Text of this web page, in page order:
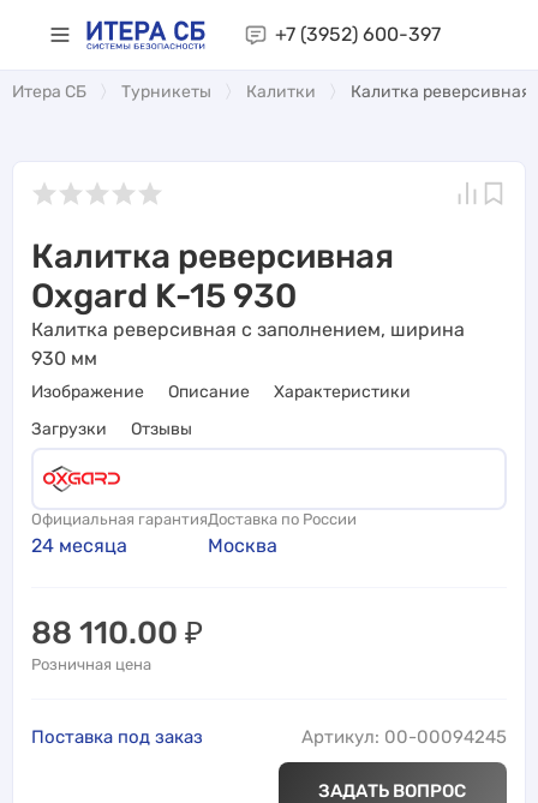
+7 (3952) 600-397
Итера СБ Турникеты Калитки Калитка реверсивная
Калитка реверсивная
Oxgard K-15 930
Калитка реверсивная с заполнением, ширина
930 мм
Изображение Описание
Характеристики
Загрузки
Отзывы
Официальная гарантия
24 месяца
Доставка по России
Москва
88 110.00 ₽
Розничная цена
Поставка под заказ Артикул: 00-00094245
ЗАДАТЬ ВОПРОС